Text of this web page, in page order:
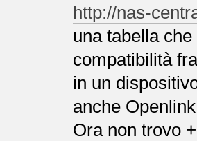
http://nas-
una tabella
compatibilità
in un
anche
Ora non trovo